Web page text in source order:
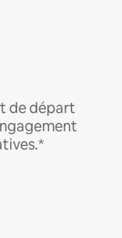
de départ